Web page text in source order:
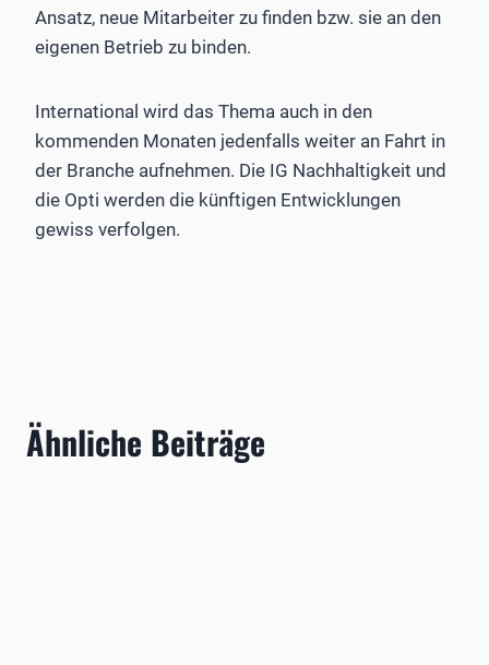
Ansatz, neue Mitarbeiter zu finden bzw. sie an den
eigenen Betrieb zu binden.
International wird das Thema auch in den
kommenden ­Monaten jedenfalls weiter an Fahrt in
der Branche aufnehmen. Die IG Nachhaltigkeit und
die Opti werden die künftigen Entwicklungen
gewiss verfolgen.
Ähnliche Beiträge